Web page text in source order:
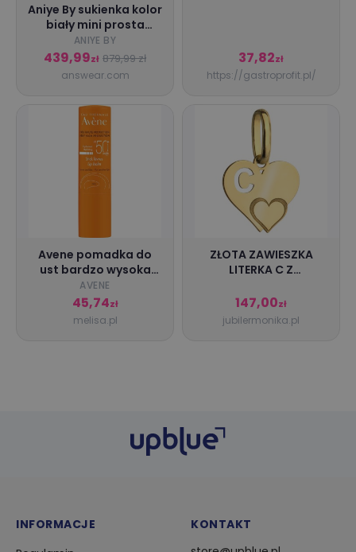
Aniye By sukienka kolor
biały mini prosta
185552
ANIYE BY
439,99zł 879,99 zł
answear.com
37,82zł
https://gastroprofit.pl/
Avene pomadka do
ust bardzo wysoka
ochrona SPF 50+, 3 g
AVENE
45,74zł
melisa.pl
ZŁOTA ZAWIESZKA
LITERKA C Z
147,00zł
jubilermonika.pl
INFORMACJE
KONTAKT